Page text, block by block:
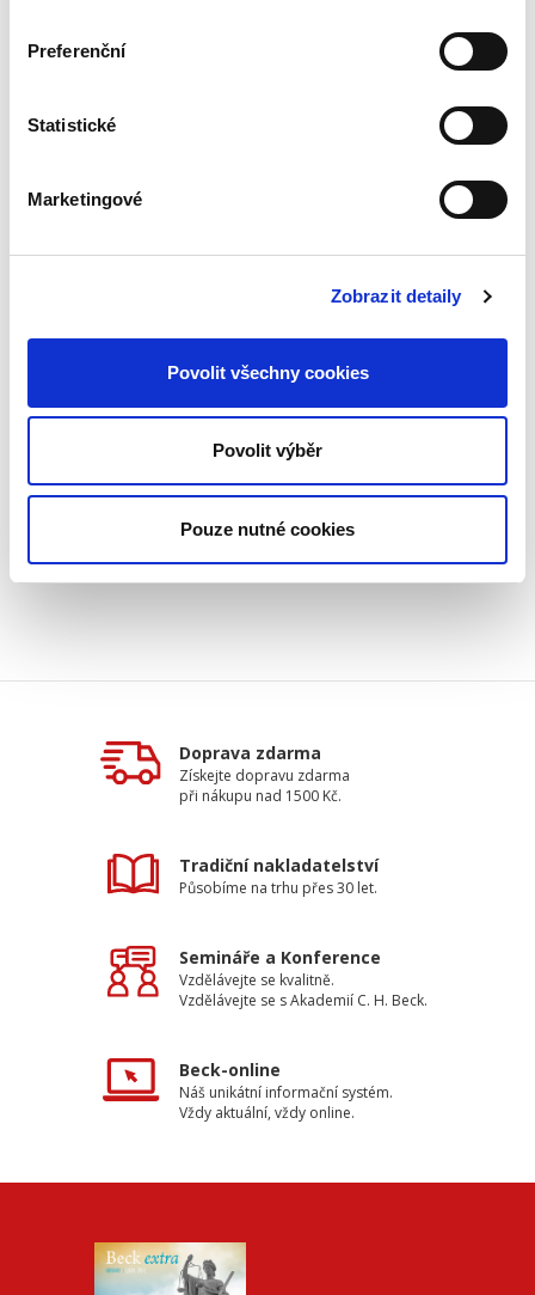
Preferenční
Statistické
Marketingové
Zobrazit detaily
Povolit všechny cookies
Povolit výběr
Pouze nutné cookies
8. 6. 2026
vysvětluje, jaké klíčové změny v
občanském soudním řádu reflektuje
čtvrté vydání komentáře a jak se vyvíjí
civilní proces pod vlivem legislativy a...
PŘEČÍST CELÉ
Doprava zdarma
Získejte dopravu zdarma
při nákupu nad 1500 Kč.
Tradiční nakladatelství
Působíme na trhu přes 30 let.
Semináře a Konference
Vzdělávejte se kvalitně.
Vzdělávejte se s Akademií C. H. Beck.
Beck-online
Náš unikátní informační systém.
Vždy aktuální, vždy online.